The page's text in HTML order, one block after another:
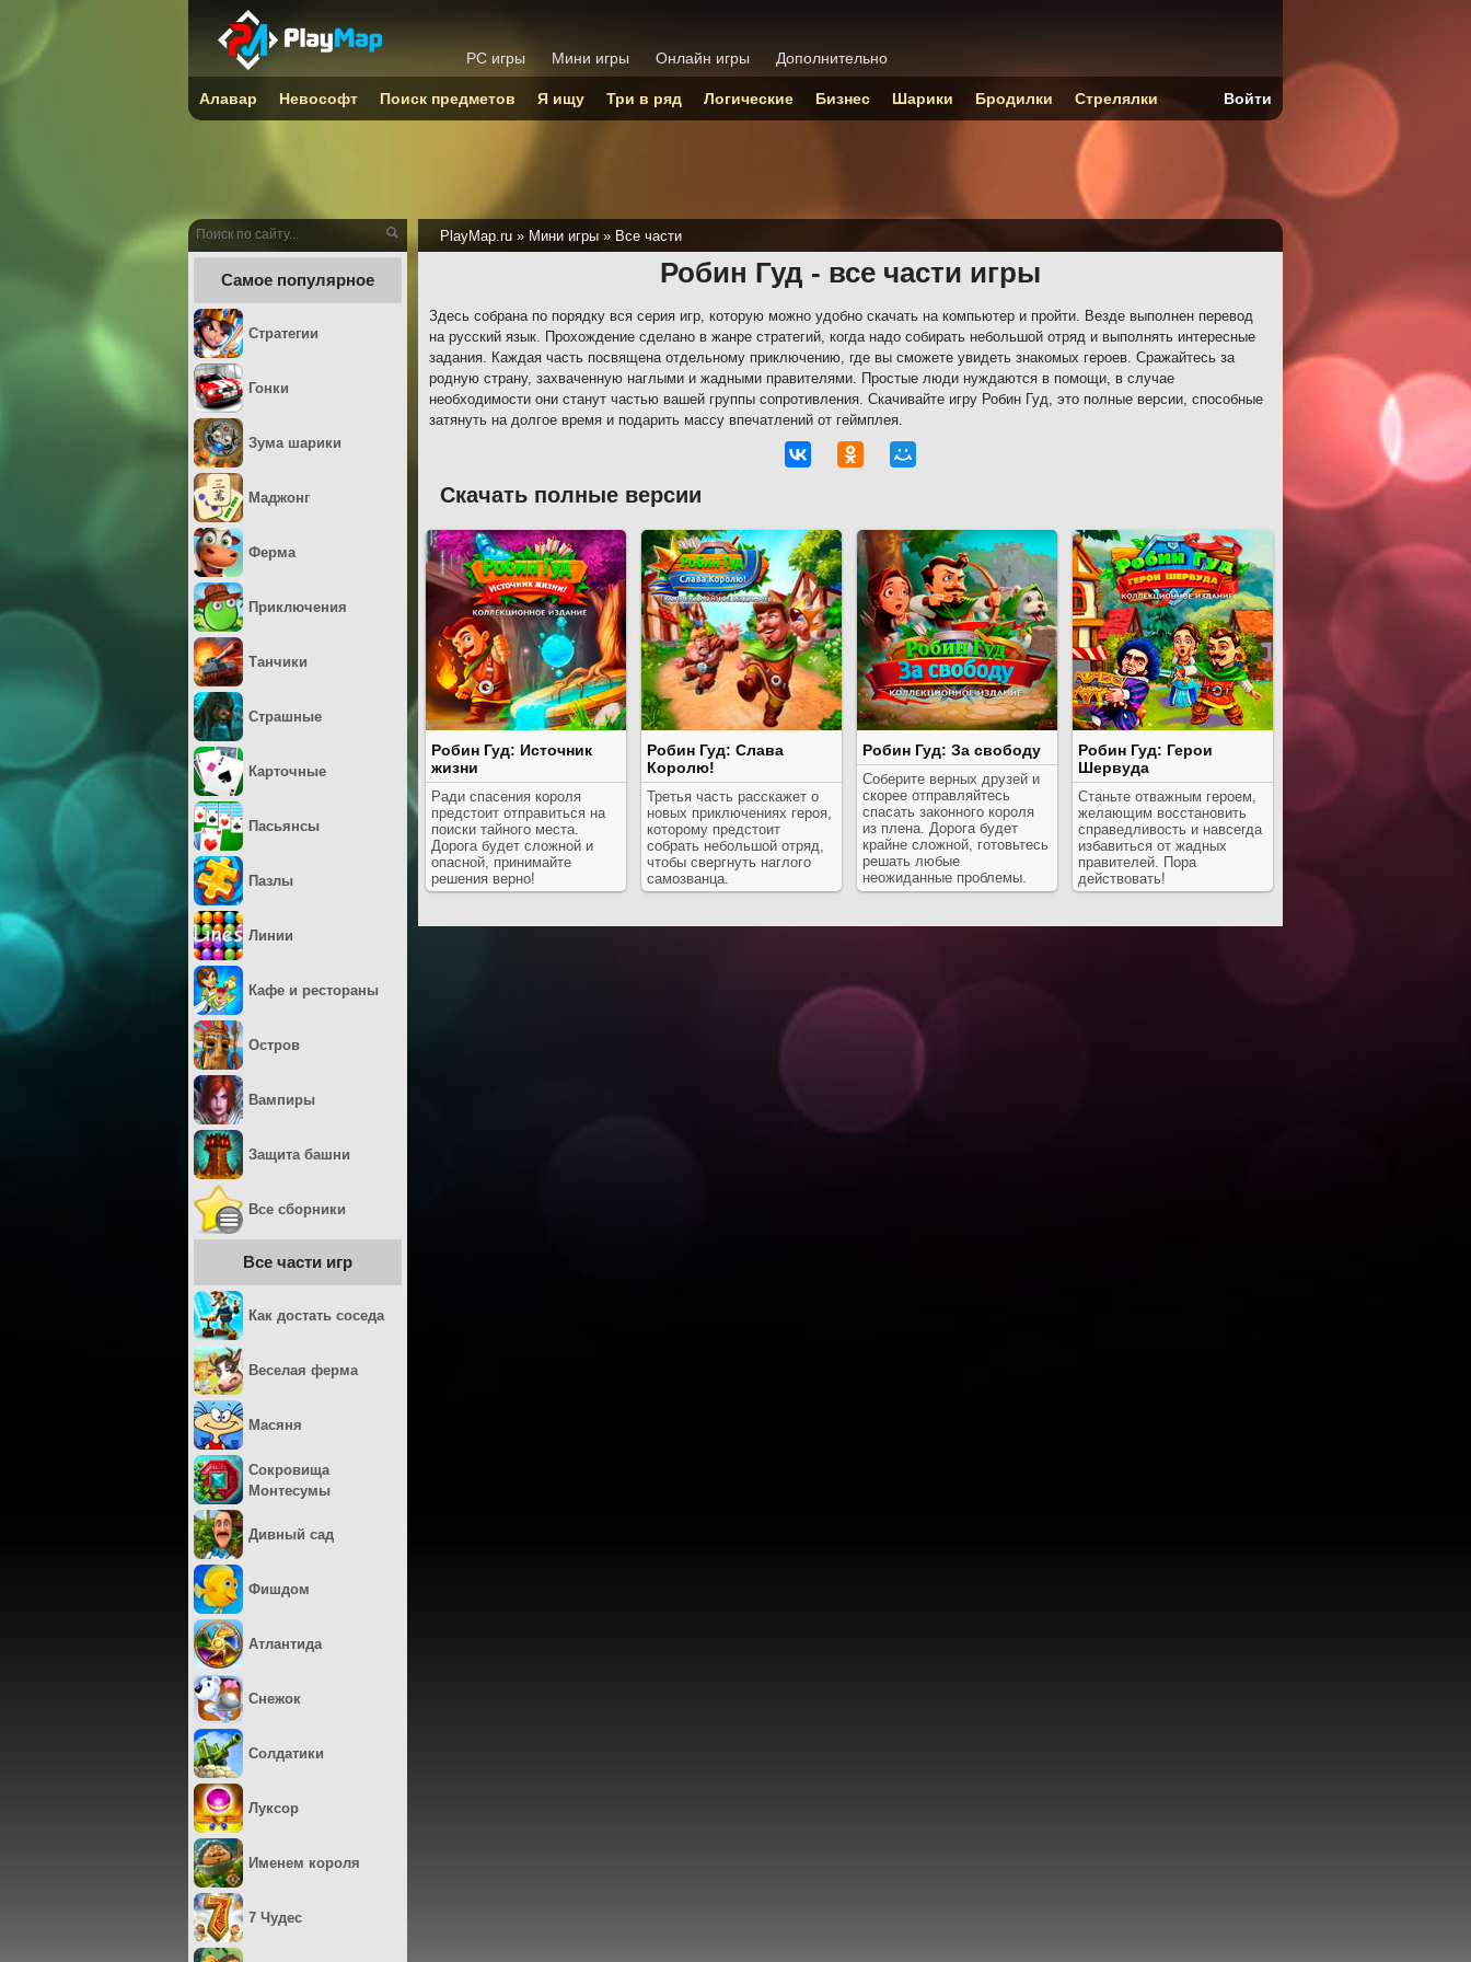
PlayMap.ru » Мини игры » Все части
Робин Гуд - все части игры
Здесь собрана по порядку вся серия игр, которую можно удобно скачать на компьютер и пройти. Везде выполнен перевод
на русский язык. Прохождение сделано в жанре стратегий, когда надо собирать небольшой отряд и выполнять интересные
задания. Каждая часть посвящена отдельному приключению, где вы сможете увидеть знакомых героев. Сражайтесь за
родную страну, захваченную наглыми и жадными правителями. Простые люди нуждаются в помощи, в случае
необходимости они станут частью вашей группы сопротивления. Скачивайте игру Робин Гуд, это полные версии, способные
затянуть на долгое время и подарить массу впечатлений от геймплея.
Скачать полные версии
Робин Гуд: Источник
жизни
Ради спасения короля
предстоит отправиться на
поиски тайного места.
Дорога будет сложной и
опасной, принимайте
решения верно!
Робин Гуд: Слава
Королю!
Третья часть расскажет о
новых приключениях героя,
которому предстоит
собрать небольшой отряд,
чтобы свергнуть наглого
самозванца.
Робин Гуд: За свободу
Соберите верных друзей и
скорее отправляйтесь
спасать законного короля
из плена. Дорога будет
крайне сложной, готовьтесь
решать любые
неожиданные проблемы.
Робин Гуд: Герои
Шервуда
Станьте отважным героем,
желающим восстановить
справедливость и навсегда
избавиться от жадных
правителей. Пора
действовать!
Самое популярное
Стратегии
Гонки
Зума шарики
Маджонг
Ферма
Приключения
Танчики
Страшные
Карточные
Пасьянсы
Пазлы
Линии
Кафе и рестораны
Остров
Вампиры
Защита башни
Все сборники
Все части игр
Как достать соседа
Веселая ферма
Масяня
Сокровища
Монтесумы
Дивный сад
Фишдом
Атлантида
Снежок
Солдатики
Луксор
Именем короля
7 Чудес
PC игры Мини игры Онлайн игры Дополнительно
Алавар Невософт Поиск предметов Я ищу Три в ряд Логические Бизнес Шарики Бродилки Стрелялки Войти